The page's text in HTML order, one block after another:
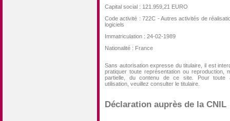
Capital social : 121.959,21 EURO
Code activité : 722C - Autres activités de
logiciels
Immatriculation : 24-02-1989
Nationalité : France
Sans autorisation expresse du titulaire, il est
pratiquer toute représentation ou reproduction,
partielle, du contenu de ce site. Pour toute
utilisation, veuillez consulter le titulaire.
Déclaration auprès de la CNIL